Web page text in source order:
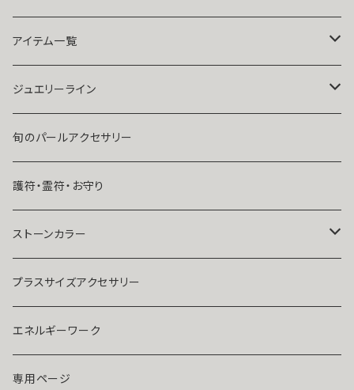
祈祷師澪央
ユタ玉城陽
復縁したい・取り戻したい愛情
人に言えない関係
出会いが欲しい
結婚したい
人気運・モテる
アイテム一覧
ネックレス
ブレスレット・アンクレット
リング
イヤリング・ピアス
ストラップ・キーホルダー
マスクピアス
ブローチ
ジュエリーライン
Ｋ１０
K１４
Ｋ１８
プラチナ
ダイヤモンド
モアサナイト
旬のパールアクセサリー
護符・霊符・お守り
ストーンカラー
クリア
ブルー
レッド
プラスサイズアクセサリー
エネルギーワーク
専用ページ